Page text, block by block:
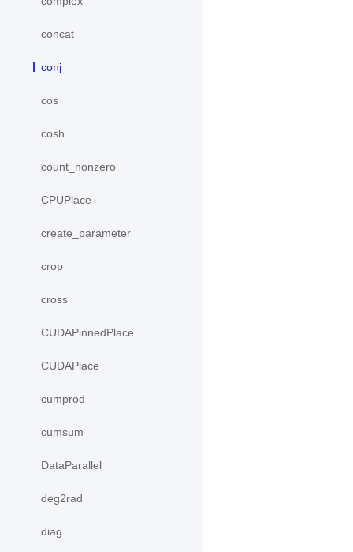
concat
conj
cos
cosh
count_nonzero
CPUPlace
create_parameter
crop
cross
CUDAPinnedPlace
CUDAPlace
cumprod
cumsum
DataParallel
deg2rad
diag